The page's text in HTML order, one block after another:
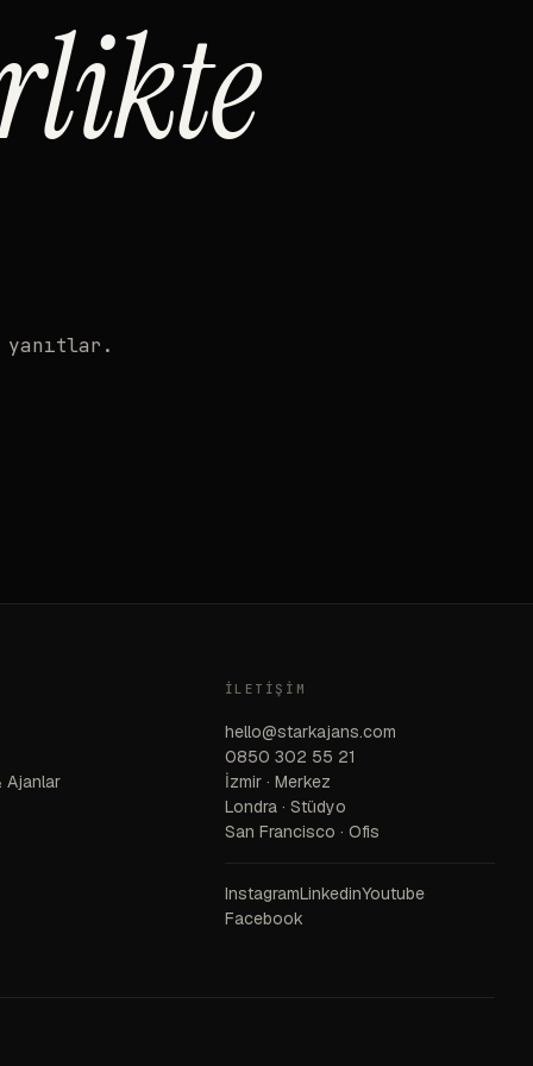
Ajanlar
İLETIŞIM
hello@starkajans.com
0850 302 55 21
İzmir · Merkez
Londra · Stüdyo
San Francisco · Ofis
InstagramLinkedinYoutube
Facebook